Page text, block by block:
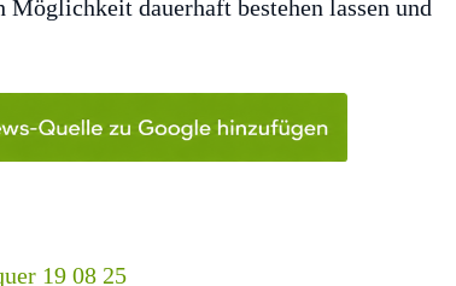
dauerhaft bestehen lassen und